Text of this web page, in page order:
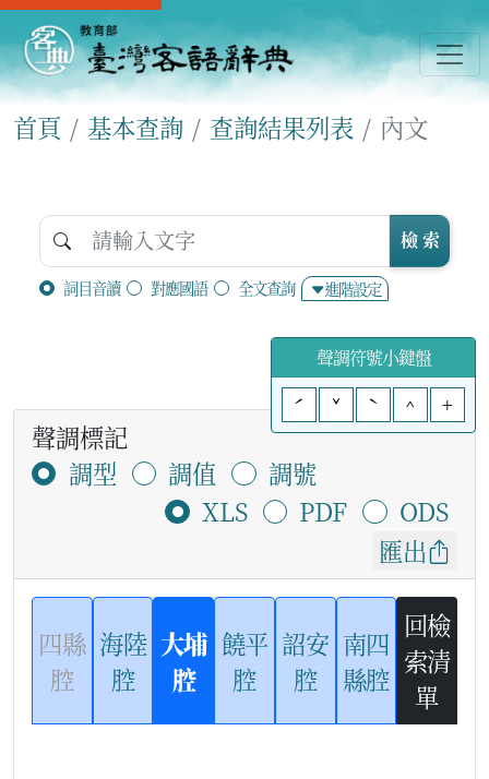
首頁 基本查詢 查詢結果列表 內文
詞目音讀 對應國語 全文查詢 進階設定
檢 索
聲調符號小鍵盤
ˊ
ˇ ˋ ^ +
聲調標記
調型
調值
調號
XLS
PDF
ODS
匯出
四縣
腔
海陸
腔
大埔
腔
饒平
腔
詔安
腔
南四
縣腔
回檢
索清
單